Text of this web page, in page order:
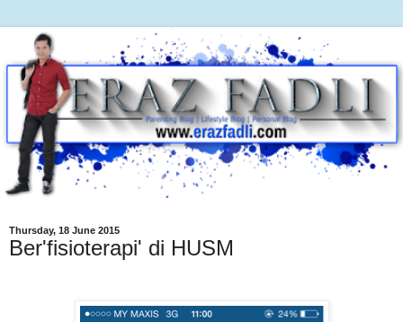
Thursday, 18 June 2015
Ber'fisioterapi' di HUSM